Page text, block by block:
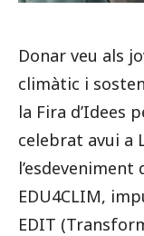
Donar veu als
climàtic i
la Fira d’Idees
celebrat avui a
EDU4CLIM,
EDIT